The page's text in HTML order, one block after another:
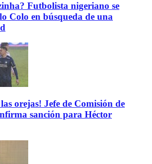
Futbolista nigeriano se
Colo en búsqueda de una
orejas! Jefe de Comisión de
sanción para Héctor